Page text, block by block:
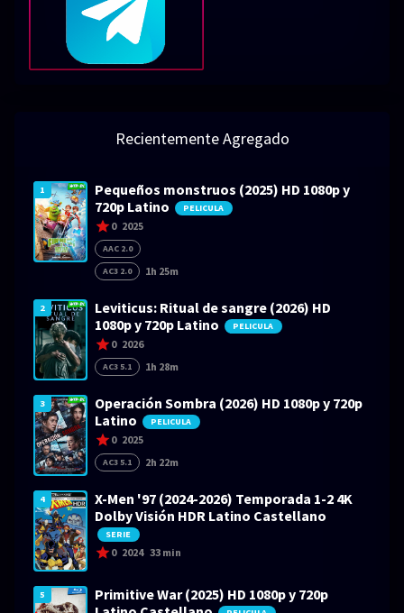
Recientemente Agregado
1
Pequeños monstruos (2025) HD 1080p y
720p Latino
PELICULA
0 2025
AAC 2.0
AC3 2.0
1h 25m
2
Leviticus: Ritual de sangre (2026) HD
1080p y 720p Latino
PELICULA
0 2026
AC3 5.1 1h 28m
3
Operación Sombra (2026) HD 1080p y 720p
Latino
PELICULA
0 2025
AC3 5.1 2h 22m
4
X-Men '97 (2024-2026) Temporada 1-2 4K
Dolby Visión HDR Latino Castellano
SERIE
0 2024 33 min
5
Primitive War (2025) HD 1080p y 720p